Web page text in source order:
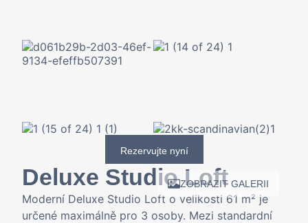
ZOBRAZIT GALERII
Rezervujte nyní
Deluxe Studio Loft
Moderní Deluxe Studio Loft o velikosti 61 m² je
určené maximálně pro 3 osoby. Mezi standardní